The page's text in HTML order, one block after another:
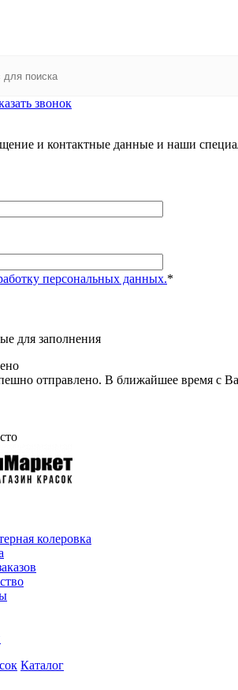
звонок
и контактные данные и наши
персональных данных.*
для заполнения
отправлено. В ближайшее время с
колеровка
Каталог